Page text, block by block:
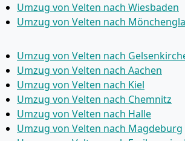
Umzug von Velten nach Wiesbaden
Umzug von Velten nach
Umzug von Velten nach
Umzug von Velten nach Aachen
Umzug von Velten nach Kiel
Umzug von Velten nach Chemnitz
Umzug von Velten nach Halle
Umzug von Velten nach Magdeburg